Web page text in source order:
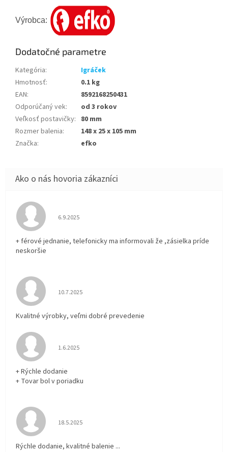
Výrobca:
Dodatočné parametre
Kategória:
Igráček
Hmotnosť:
0.1 kg
EAN:
8592168250431
Odporúčaný vek:
od 3 rokov
Veľkosť postavičky: 80 mm
Rozmer balenia:
148 x 25 x 105 mm
Značka: efko
Hodnotenie obchodu je 5 z 5 hviezdičiek.
6.9.2025
+ férové jednanie, telefonicky ma informovali že ,zásielka príde
neskoršie
Hodnotenie obchodu je 5 z 5 hviezdičiek.
10.7.2025
Kvalitné výrobky, veľmi dobré prevedenie
Hodnotenie obchodu je 5 z 5 hviezdičiek.
1.6.2025
+ Rýchle dodanie
+ Tovar bol v poriadku
Hodnotenie obchodu je 5 z 5 hviezdičiek.
18.5.2025
Rýchle dodanie, kvalitné balenie ...